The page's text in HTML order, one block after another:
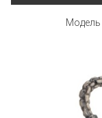
Модель